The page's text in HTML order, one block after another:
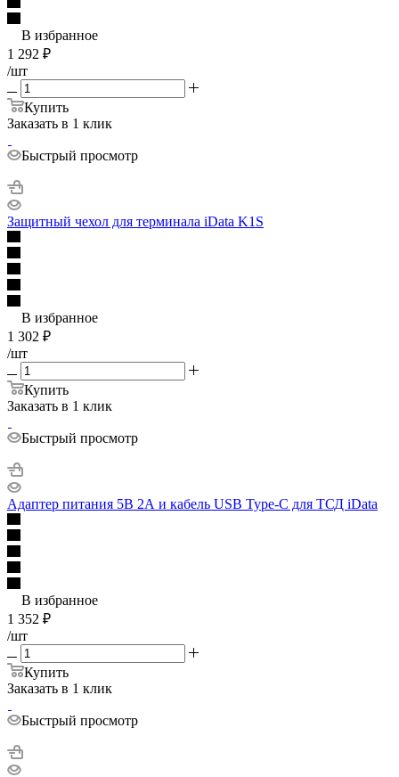
В избранное
1 292 ₽
/шт
Купить
Заказать в 1 клик
Быстрый просмотр
Защитный чехол для терминала iData K1S
В избранное
1 302 ₽
/шт
Купить
Заказать в 1 клик
Быстрый просмотр
Адаптер питания 5В 2А и кабель USB Type-C для ТСД iData
В избранное
1 352 ₽
/шт
Купить
Заказать в 1 клик
Быстрый просмотр